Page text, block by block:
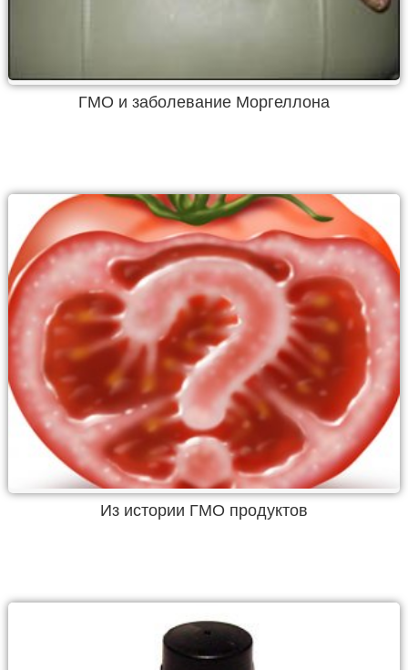
ГМО и заболевание Моргеллона
Из истории ГМО продуктов